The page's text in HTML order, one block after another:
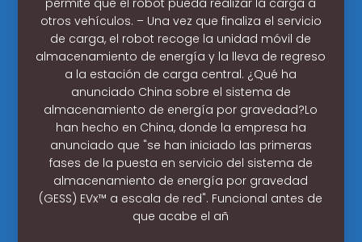
otros vehículos. – Una vez que finaliza el servicio
de carga, el robot recoge la unidad móvil de
almacenamiento de energía y la lleva de regreso
a la estación de carga central. ¿Qué ha
anunciado China sobre el sistema de
almacenamiento de energía por gravedad?Lo
han hecho en China, donde la empresa ha
anunciado que "se han iniciado las primeras
fases de la puesta en servicio del sistema de
almacenamiento de energía por gravedad
(GESS) EVx™ a escala de red". Funcional antes de
que acabe el añ